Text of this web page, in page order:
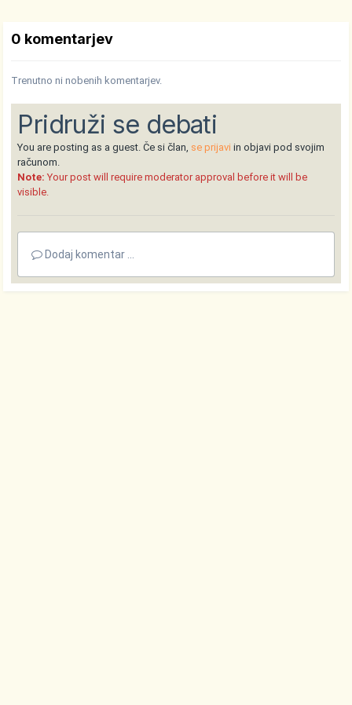
0 komentarjev
Trenutno ni nobenih komentarjev.
Pridruži se debati
You are posting as a guest. Če si član, se prijavi in objavi pod svojim
računom.
Note: Your post will require moderator approval before it will be
visible.
Dodaj komentar ...